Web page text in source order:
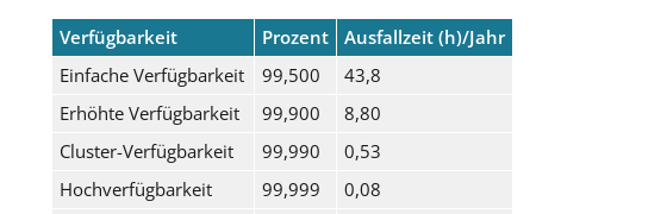
Verfügbarkeit Prozent
Ausfallzeit (h)/Jahr
Einfache Verfügbarkeit
99,500
43,8
Erhöhte Verfügbarkeit
99,900
8,80
Cluster-Verfügbarkeit
99,990
0,53
Hochverfügbarkeit
99,999
0,08